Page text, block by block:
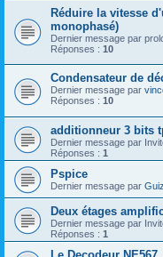
Réduire la vitesse
monophasé)
Dernier message par
Réponses : 10
Condensateur de
Dernier message par
Réponses : 10
additionneur 3 bits
Dernier message par
Réponses : 1
Pspice
Dernier message par
Deux étages
Dernier message par
Réponses : 1